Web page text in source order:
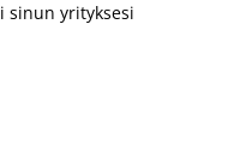
sinun yrityksesi